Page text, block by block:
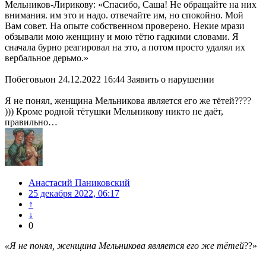
Мельников-Лирикову: «Спасибо, Саша! Не обращайте на них
внимания. им это и надо. отвечайте им, но спокойно. Мой
Вам совет. На опыте собственном проверено. Некие мрази
обзывали мою женщину и мою тётю гадкими словами. Я
сначала бурно реагировал на это, а потом просто удалял их
вербальное дерьмо.»
Побеговьюн 24.12.2022 16:44 Заявить о нарушении
Я не понял, женщина Мельникова является его же тётей????
))) Кроме родной тётушки Мельникову никто не даёт,
правильно…
Анастасий Паниковский
25 декабря 2022, 06:17
↑
↓
0
«Я не понял, женщина Мельникова является его же тётей??»